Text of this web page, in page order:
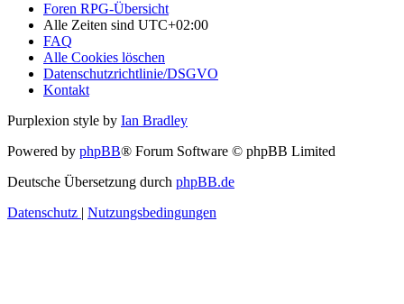
Foren RPG-Übersicht
Alle Zeiten sind UTC+02:00
FAQ
Alle Cookies löschen
Datenschutzrichtlinie/DSGVO
Kontakt
Purplexion style by Ian Bradley
Powered by phpBB® Forum Software © phpBB Limited
Deutsche Übersetzung durch phpBB.de
Datenschutz | Nutzungsbedingungen